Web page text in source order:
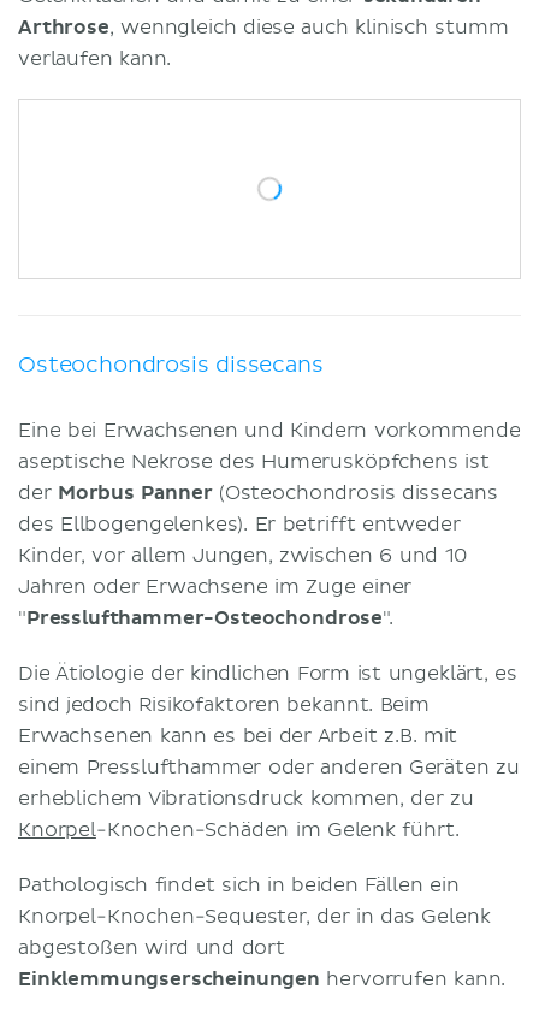
Arthrose, wenngleich diese auch klinisch stumm
verlaufen kann.
Osteochondrosis dissecans
Eine bei Erwachsenen und Kindern vorkommende
aseptische Nekrose des Humerusköpfchens ist
der Morbus Panner(Osteochondrosis dissecans
des Ellbogengelenkes). Er betrifft entweder
Kinder, vor allem Jungen, zwischen 6 und 10
Jahren oder Erwachsene im Zuge einer
"Presslufthammer-Osteochondrose".
Die Ätiologie der kindlichen Form ist ungeklärt, es
sind jedoch Risikofaktoren bekannt. Beim
Erwachsenen kann es bei der Arbeit z.B. mit
einem Presslufthammer oder anderen Geräten zu
erheblichem Vibrationsdruck kommen, der zu
Knorpel-Knochen-Schäden im Gelenk führt.
Pathologisch findet sich in beiden Fällen ein
Knorpel-Knochen-Sequester, der in das Gelenk
abgestoßen wird und dort
Einklemmungserscheinungen hervorrufen kann.